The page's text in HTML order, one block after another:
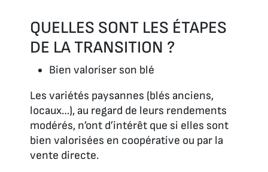
QUELLES SONT LES ÉTAPES
DE LA TRANSITION ?
Bien valoriser son blé
Les variétés paysannes (blés anciens,
locaux…), au regard de leurs rendements
modérés, n’ont d’intérêt que si elles sont
bien valorisées en coopérative ou par la
vente directe.